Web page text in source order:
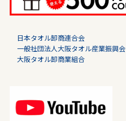
日本タオル卸商連合会
一般社団法人大阪タオル産業振興会
大阪タオル卸商業組合